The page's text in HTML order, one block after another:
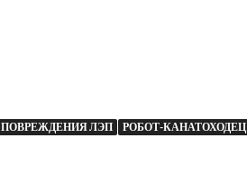
ПОВРЕЖДЕНИЯ ЛЭП РОБОТ-КАНАТОХОДЕЦ